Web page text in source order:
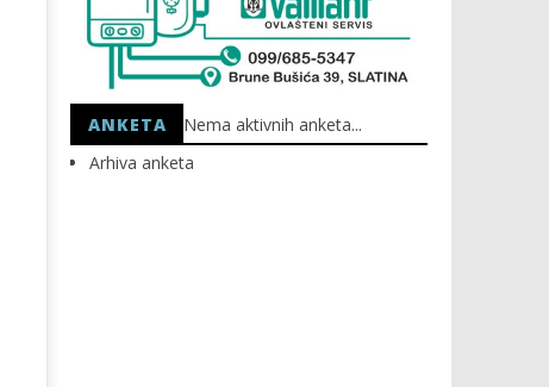
ANKETA
Nema aktivnih anketa...
Arhiva anketa